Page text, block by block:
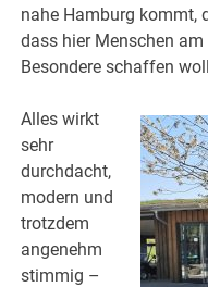
nahe Hamburg kommt,
dass hier Menschen
Besondere schaffen
Alles wirkt
sehr
durchdacht,
modern und
trotzdem
angenehm
stimmig –